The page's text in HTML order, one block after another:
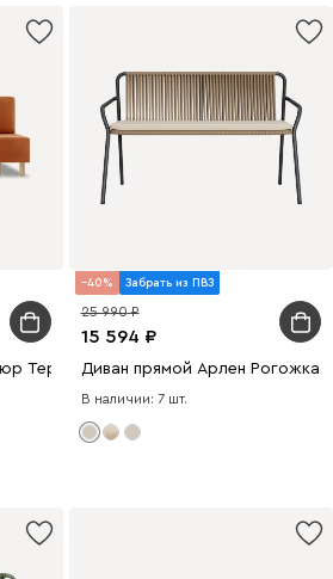
Терракотовый
40 Забрать из ПВЗ
15 594
25 990
Диван прямой Арлен Рогожка
В наличии: 7 шт.